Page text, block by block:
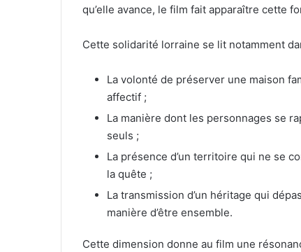
qu’elle avance, le film fait apparaître cette
Cette solidarité lorraine se lit notamment
La volonté de préserver une maison
affectif ;
La manière dont les personnages se
seuls ;
La présence d’un territoire qui ne se
la quête ;
La transmission d’un héritage qui
manière d’être ensemble.
Cette dimension donne au film une